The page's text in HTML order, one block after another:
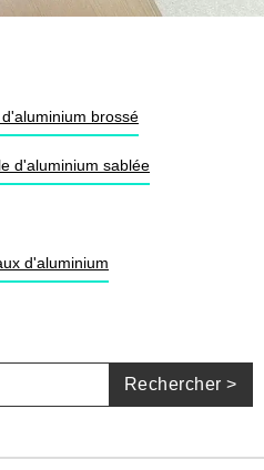
brossé
d'aluminium sablée
d'aluminium
Rechercher >